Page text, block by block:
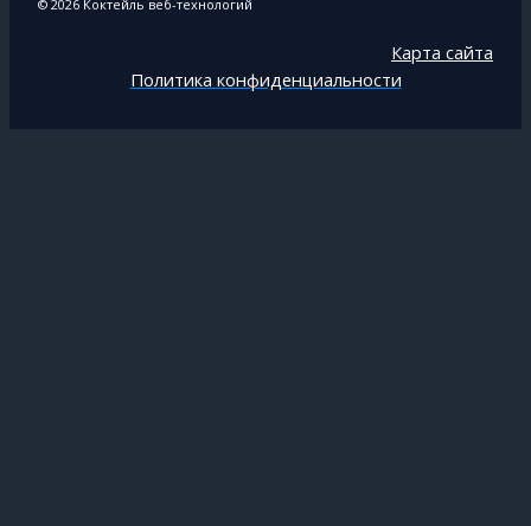
© 2026 Коктейль веб-технологий
Карта сайта
Политика конфиденциальности